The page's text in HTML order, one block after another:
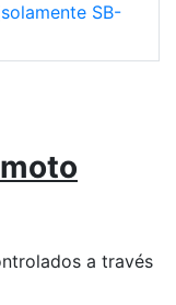
SB-
a través